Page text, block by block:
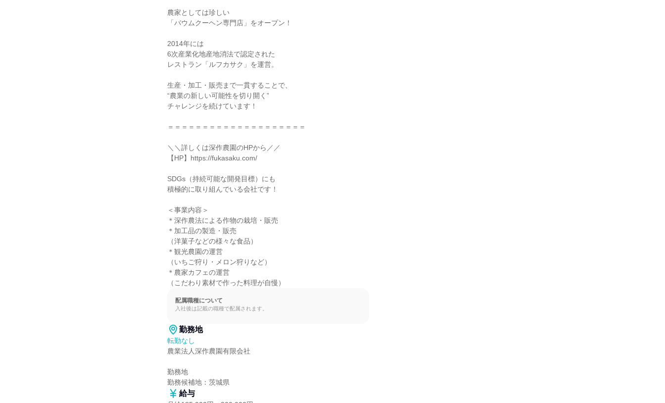
農家としては珍しい
「バウムクーヘン専門店」をオープン！
2014年には
6次産業化地産地消法で認定された
レストラン「ルフカサク」を運営。
生産・加工・販売まで一貫することで、
“農業の新しい可能性を切り開く”
チャレンジを続けています！
＝＝＝＝＝＝＝＝＝＝＝＝＝＝＝＝＝＝＝＝
＼＼詳しくは深作農園のHPから／／
【HP】https://fukasaku.com/
SDGs（持続可能な開発目標）にも
積極的に取り組んでいる会社です！
＜事業内容＞
＊深作農法による作物の栽培・販売
＊加工品の製造・販売
（洋菓子などの様々な食品）
＊観光農園の運営
（いちご狩り・メロン狩りなど）
＊農家カフェの運営
（こだわり素材で作った料理が自慢）
配属職種について
入社後は記載の職種で配属されます。
勤務地
転勤なし
農業法人深作農園有限会社
勤務地
勤務候補地：茨城県
給与